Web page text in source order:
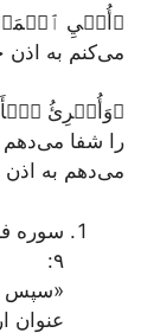
﴿أُحۡيِ
می‌کنم به اذن
﴿وَأُبۡرِئُ
را شفا
می‌دهم به اذن
سوره فاطر
٩:
«سپس
عنوان